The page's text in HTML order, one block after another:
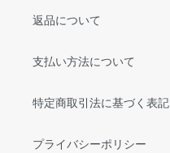
返品について
支払い方法について
特定商取引法に基づく表記
プライバシーポリシー